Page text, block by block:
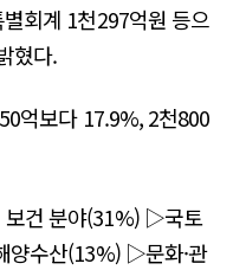
회계 1천297억원 등으
혔다.
억보다 17.9%, 2천800
건 분야(31%) ▷국토
양수산(13%) ▷문화·관